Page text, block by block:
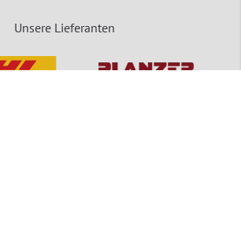
Unsere Lieferanten